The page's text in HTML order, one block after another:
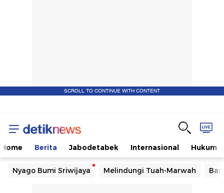
SCROLL TO CONTINUE WITH CONTENT
Home Berita Jabodetabek Internasional Hukum
Nyago Bumi Sriwijaya Melindungi Tuah-Marwah